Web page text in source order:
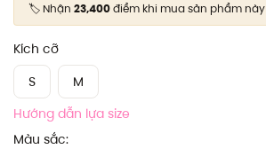
🏷️ Nhận 23,400điểm khi mua sản phẩm này
Kích cỡ
S
M
Hướng dẫn lựa size
Màu sắc: